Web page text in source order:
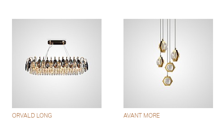
ORVALD LONG AVANT MORE